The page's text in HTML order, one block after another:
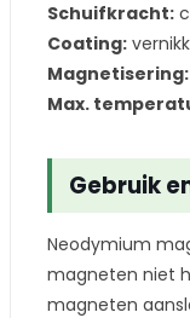
Schuifkracht:
Coating:
Magnetisering:
Max.
Gebruik
Neodymium
magneten niet
magneten